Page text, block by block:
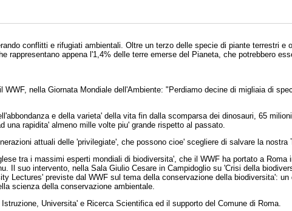
conflitti e rifugiati ambientali. Oltre un terzo delle specie di piante terrestri e
rappresentano appena l'1,4% delle terre emerse del Pianeta, che potrebbero
nella Giornata Mondiale dell'Ambiente: "Perdiamo decine di migliaia di
e della varieta' della vita fin dalla scomparsa dei dinosauri, 65
una rapidita' almeno mille volte piu' grande rispetto al passato.
attuali delle 'privilegiate', che possono cioe' scegliere di salvare la nostra
tra i massimi esperti mondiali di biodiversita', che il WWF ha portato a Roma
Il suo intervento, nella Sala Giulio Cesare in Campidoglio su 'Crisi della
Lectures' previste dal WWF sul tema della conservazione della biodiversita': un
scienza della conservazione ambientale.
Universita' e Ricerca Scientifica ed il supporto del Comune di Roma.